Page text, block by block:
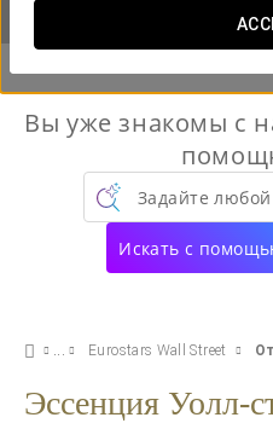
Вы уже знакомы с
Задайте
Искать с
Eurostars Wall Street
Эссенция Уолл-